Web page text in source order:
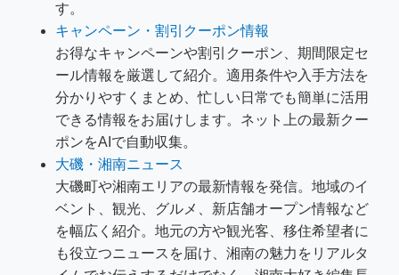
す。
キャンペーン・割引クーポン情報
お得なキャンペーンや割引クーポン、期間限定セ
ール情報を厳選して紹介。適用条件や入手方法を
分かりやすくまとめ、忙しい日常でも簡単に活用
できる情報をお届けします。ネット上の最新クー
ポンをAIで自動収集。
大磯・湘南ニュース
大磯町や湘南エリアの最新情報を発信。地域のイ
ベント、観光、グルメ、新店舗オープン情報など
を幅広く紹介。地元の方や観光客、移住希望者に
も役立つニュースを届け、湘南の魅力をリアルタ